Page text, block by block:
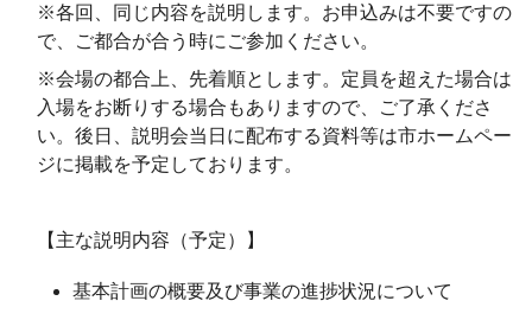
※各回、同じ内容を説明します。お申込みは不要ですの
で、ご都合が合う時にご参加ください。
※会場の都合上、先着順とします。定員を超えた場合は
入場をお断りする場合もありますので、ご了承くださ
い。後日、説明会当日に配布する資料等は市ホームペー
ジに掲載を予定しております。
【主な説明内容（予定）】
基本計画の概要及び事業の進捗状況について